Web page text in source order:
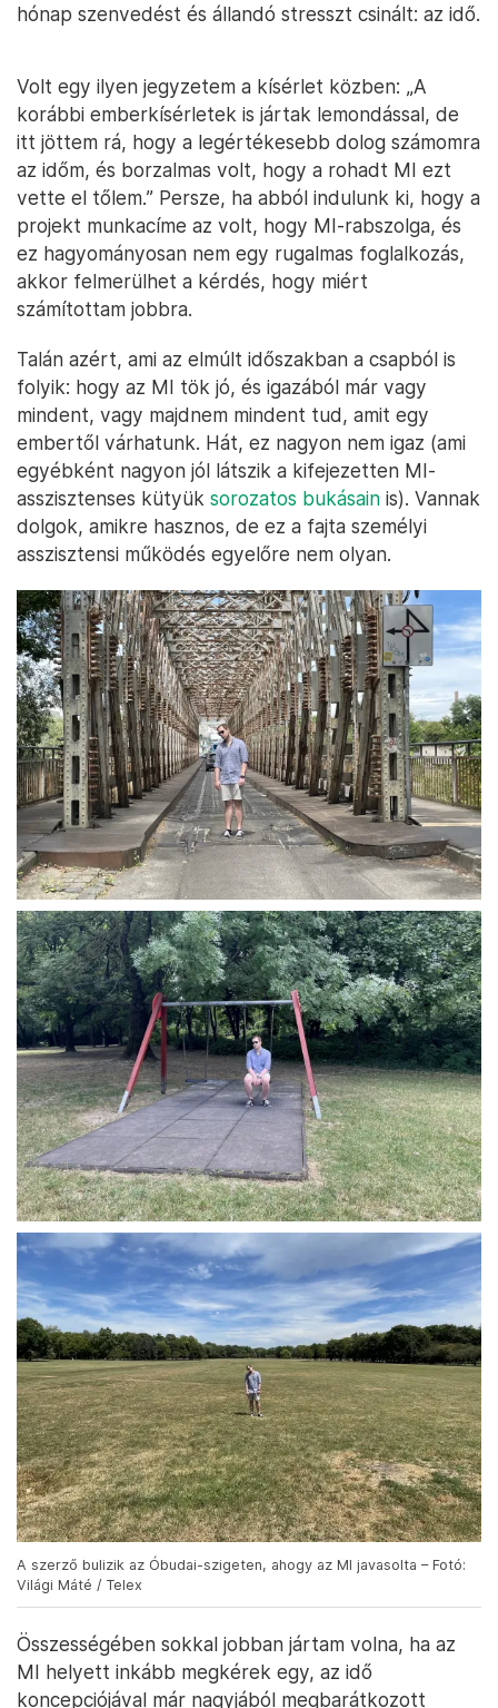
hónap szenvedést és állandó stresszt csinált: az idő.
Volt egy ilyen jegyzetem a kísérlet közben: „A
korábbi emberkísérletek is jártak lemondással, de
itt jöttem rá, hogy a legértékesebb dolog számomra
az időm, és borzalmas volt, hogy a rohadt MI ezt
vette el tőlem.” Persze, ha abból indulunk ki, hogy a
projekt munkacíme az volt, hogy MI-rabszolga, és
ez hagyományosan nem egy rugalmas foglalkozás,
akkor felmerülhet a kérdés, hogy miért
számítottam jobbra.
Talán azért, ami az elmúlt időszakban a csapból is
folyik: hogy az MI tök jó, és igazából már vagy
mindent, vagy majdnem mindent tud, amit egy
embertől várhatunk. Hát, ez nagyon nem igaz (ami
egyébként nagyon jól látszik a kifejezetten MI-
asszisztenses kütyük sorozatos bukásain is). Vannak
dolgok, amikre hasznos, de ez a fajta személyi
asszisztensi működés egyelőre nem olyan.
A szerző bulizik az Óbudai-szigeten, ahogy az MI javasolta – Fotó:
Világi Máté / Telex
Összességében sokkal jobban jártam volna, ha az
MI helyett inkább megkérek egy, az idő
koncepciójával már nagyjából megbarátkozott